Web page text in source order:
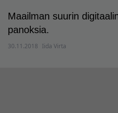
Maailman suurin
panoksia.
30.11.2018 Iida Virta